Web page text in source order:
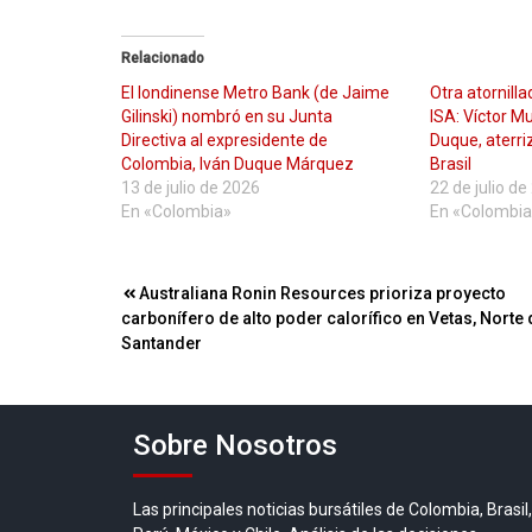
Relacionado
El londinense Metro Bank (de Jaime
Gilinski) nombró en su Junta
Directiva al expresidente de
Colombia, Iván Duque Márquez
13 de julio de 2026
En «Colombia»
Otra
ISA: Víctor
Duque,
Brasil
22 de julio de
En
Navegación
de
Australiana Ronin Resources prioriza proyecto
carbonífero de alto poder calorífico en Vetas, Norte
Santander
Sobre Nosotros
Las principales noticias bursátiles de Colombia, Brasil,